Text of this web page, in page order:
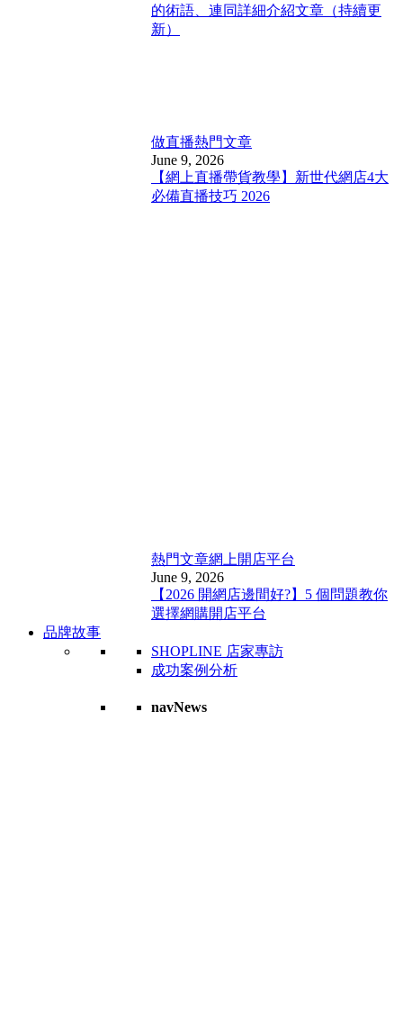
的術語、連同詳細介紹文章（持續更
新）
做直播熱門文章
June 9, 2026
【網上直播帶貨教學】新世代網店4大
必備直播技巧 2026
熱門文章網上開店平台
June 9, 2026
【2026 開網店邊間好?】5 個問題教你
選擇網購開店平台
品牌故事
SHOPLINE 店家專訪
成功案例分析
navNews